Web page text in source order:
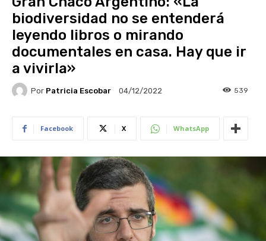
biodiversidad no se entenderá
leyendo libros o mirando
documentales en casa. Hay que ir
a vivirla»
Por Patricia Escobar 04/12/2022 539
Facebook X WhatsApp